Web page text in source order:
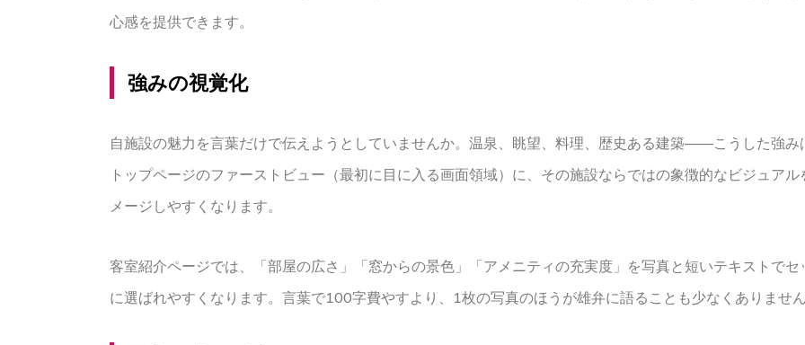
心感を提供できます。
強みの視覚化
自施設の魅力を言葉だけで伝えようとしていませんか。温泉、眺望、料理、歴史ある建築——こうした強
トップページのファーストビュー（最初に目に入る画面領域）に、その施設ならではの象徴的なビジュア
メージしやすくなります。
客室紹介ページでは、「部屋の広さ」「窓からの景色」「アメニティの充実度」を写真と短いテキストで
に選ばれやすくなります。言葉で100字費やすより、1枚の写真のほうが雄弁に語ることも少なくありませ